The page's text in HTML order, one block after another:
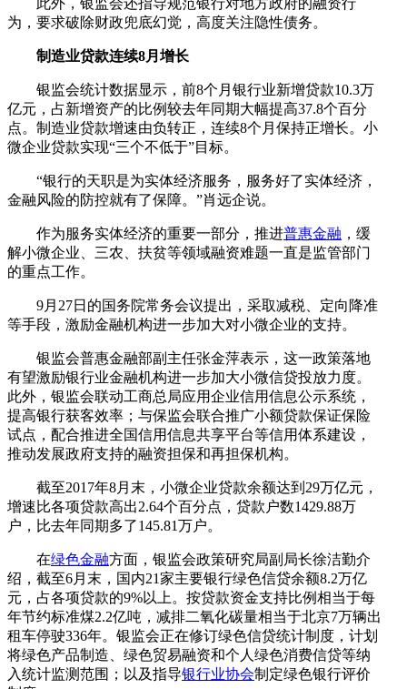
为，要求破除财政兜底幻觉，高度关注隐性债务。
制造业贷款连续8月增长
银监会统计数据显示，前8个月银行业新增贷款10.3万
亿元，占新增资产的比例较去年同期大幅提高37.8个百分
点。制造业贷款增速由负转正，连续8个月保持正增长。小
微企业贷款实现“三个不低于”目标。
“银行的天职是为实体经济服务，服务好了实体经济，
金融风险的防控就有了保障。”肖远企说。
作为服务实体经济的重要一部分，推进普惠金融 ，缓
解小微企业、三农、扶贫等领域融资难题一直是监管部门
的重点工作。
9月27日的国务院常务会议提出，采取减税、定向降准
等手段，激励金融机构进一步加大对小微企业的支持。
银监会普惠金融部副主任张金萍表示，这一政策落地
有望激励银行业金融机构进一步加大小微信贷投放力度。
此外，银监会联动工商总局应用企业信用信息公示系统，
提高银行获客效率；与保监会联合推广小额贷款保证保险
试点，配合推进全国信用信息共享平台等信用体系建设，
推动发展政府支持的融资担保和再担保机构。
截至2017年8月末，小微企业贷款余额达到29万亿元，
增速比各项贷款高出2.64个百分点，贷款户数1429.88万
户，比去年同期多了145.81万户。
在绿色金融方面，银监会政策研究局副局长徐洁勤介
绍，截至6月末，国内21家主要银行绿色信贷余额8.2万亿
元，占各项贷款的9%以上。按贷款资金支持比例相当于每
年节约标准煤2.2亿吨，减排二氧化碳量相当于北京7万辆出
租车停驶336年。银监会正在修订绿色信贷统计制度，计划
将绿色产品制造、绿色贸易融资和个人绿色消费信贷等纳
入统计监测范围；以及指导银行业协会制定绿色银行评价